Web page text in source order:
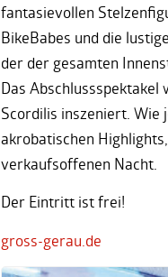
fantasievollen
BikeBabes und die
der der gesamten
Das
Scordilis inszeniert.
akrobatischen
verkaufsoffenen Nacht.
Der Eintritt ist frei!
gross-gerau.de